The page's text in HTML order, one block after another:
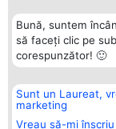
Bună, suntem
să faceți clic pe
corespunzător! 🙂
Sunt un Laureat,
marketing
Vreau să-mi
Organizator Ranking
BRIGHT SOLUTIONS BR SRL
Aleea Timisul De Sus 2 Bl.